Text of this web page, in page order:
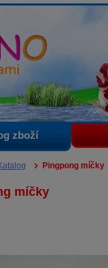
zboží
Pingpong míčky
míčky